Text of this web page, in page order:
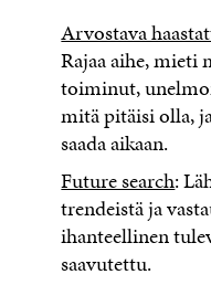
Arvostava
Rajaa aihe, mieti
toiminut,
mitä pitäisi olla,
saada aikaan.
Future search:
trendeistä ja
ihanteellinen
saavutettu.